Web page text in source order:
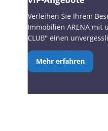
Verleihen Sie Ihrem
Immobilien ARENA mit
CLUB" einen
Mehr erfahren